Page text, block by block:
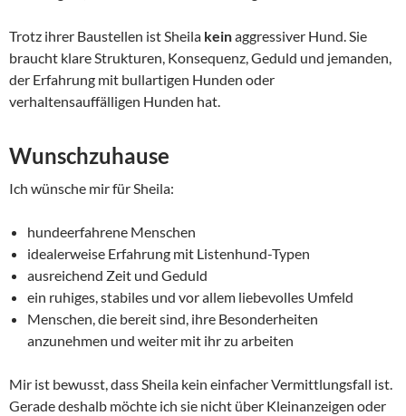
Trotz ihrer Baustellen ist Sheila keinaggressiver Hund. Sie
braucht klare Strukturen, Konsequenz, Geduld und jemanden,
der Erfahrung mit bullartigen Hunden oder
verhaltensauffälligen Hunden hat.
Wunschzuhause
Ich wünsche mir für Sheila:
hundeerfahrene Menschen
idealerweise Erfahrung mit Listenhund-Typen
ausreichend Zeit und Geduld
ein ruhiges, stabiles und vor allem liebevolles Umfeld
Menschen, die bereit sind, ihre Besonderheiten
anzunehmen und weiter mit ihr zu arbeiten
Mir ist bewusst, dass Sheila kein einfacher Vermittlungsfall ist.
Gerade deshalb möchte ich sie nicht über Kleinanzeigen oder